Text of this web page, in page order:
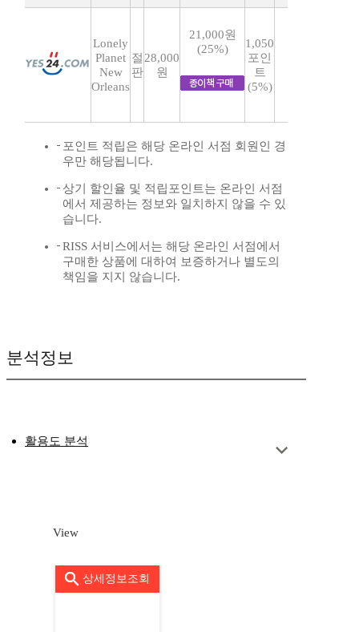
Lonely
Planet
New
Orleans
절
판
28,000
원
21,000원
(25%)
1,050
포인
트
(5%)
포인트 적립은 해당 온라인 서점 회원인 경
우만 해당됩니다.
상기 할인율 및 적립포인트는 온라인 서점
에서 제공하는 정보와 일치하지 않을 수 있
습니다.
RISS 서비스에서는 해당 온라인 서점에서
구매한 상품에 대하여 보증하거나 별도의
책임을 지지 않습니다.
분석정보
활용도 분석
View
상세정보조회